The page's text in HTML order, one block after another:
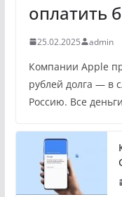
оплатить
25.02.2025 admin
Компании Apple
рублей долга — в
Россию. Все